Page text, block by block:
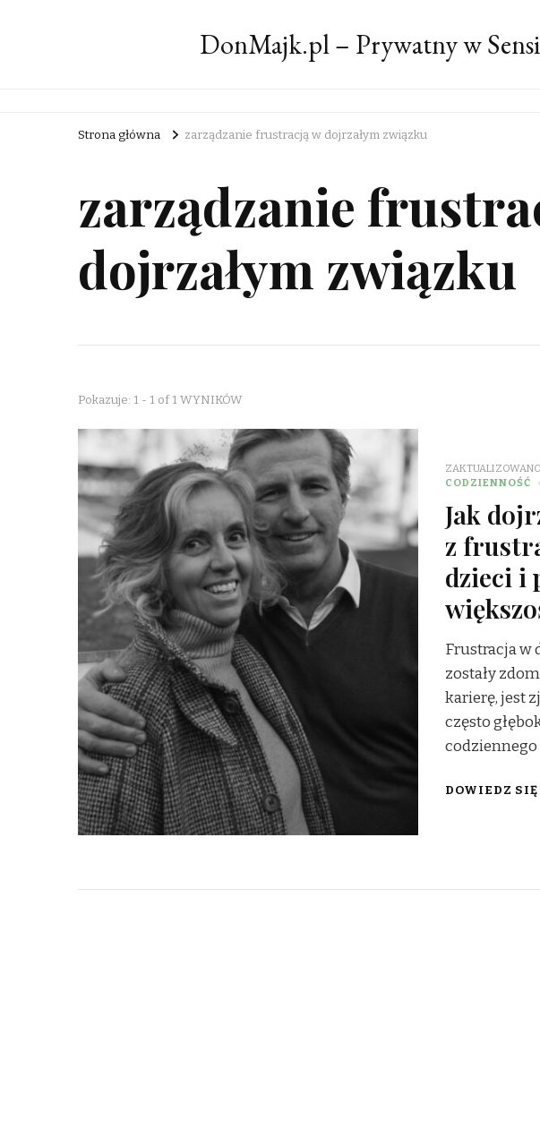
DonMajk.pl – Prywatny w
Strona główna zarządzanie frustracją w dojrzałym związku
zarządzanie
dojrzałym związku
Pokazuje: 1 - 1 of 1 WYNIKÓW
CODZIENNOŚĆ
Jak
z
dzieci i
Frustracja w
zostały
karierę, jest
często
DOWIEDZ SIĘ